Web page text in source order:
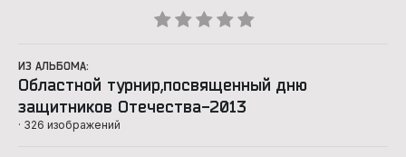
ИЗ АЛЬБОМА:
Областной турнир,посвященный дню
защитников Отечества-2013
· 326 изображений